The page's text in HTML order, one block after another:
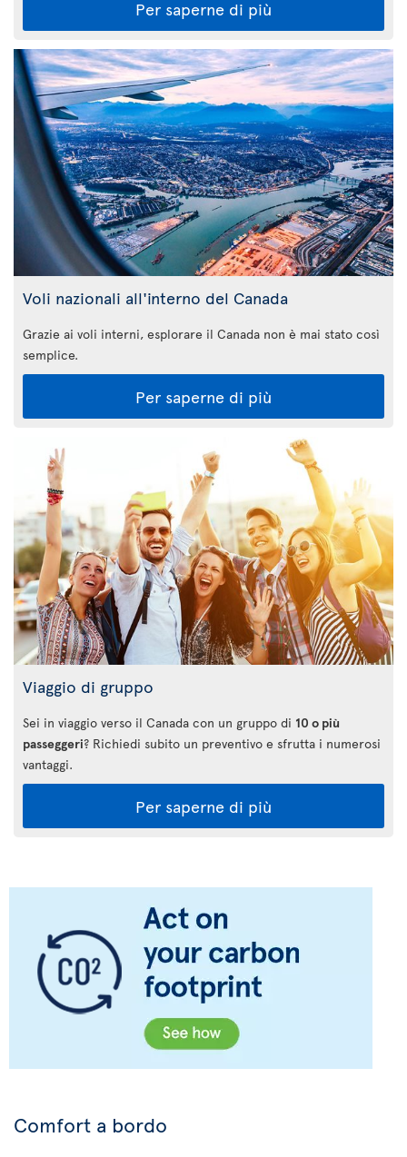
Per saperne di più
Voli nazionali all'interno del Canada
Grazie ai voli interni, esplorare il Canada non è mai stato così
semplice.
Per saperne di più
Viaggio di gruppo
Sei in viaggio verso il Canada con un gruppo di 10 o più
passeggeri? Richiedi subito un preventivo e sfrutta i numerosi
vantaggi.
Per saperne di più
Comfort a bordo